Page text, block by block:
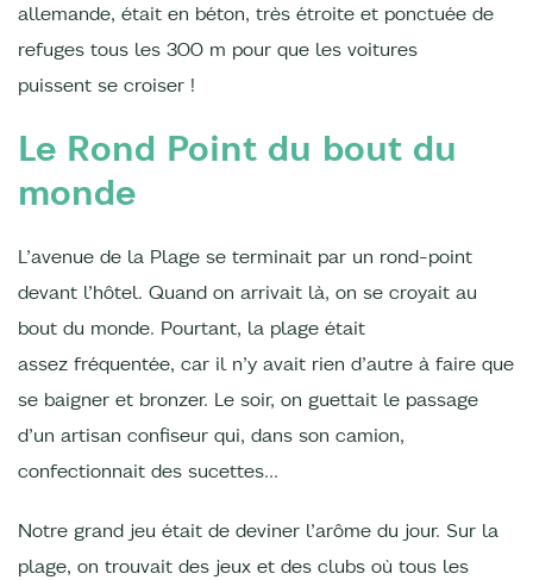
allemande, était en béton, très étroite et ponctuée de
refuges tous les 300 m pour que les voitures
puissent se croiser !
Le Rond Point du bout du
monde
L’avenue de la Plage se terminait par un rond-point
devant l’hôtel. Quand on arrivait là, on se croyait au
bout du monde. Pourtant, la plage était
assez fréquentée, car il n’y avait rien d’autre à faire que
se baigner et bronzer. Le soir, on guettait le passage
d’un artisan confiseur qui, dans son camion,
confectionnait des sucettes...
Notre grand jeu était de deviner l’arôme du jour. Sur la
plage, on trouvait des jeux et des clubs où tous les